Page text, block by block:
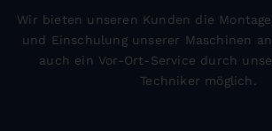
Wir bieten unseren Kunden die
und Einschulung unserer Maschinen
auch ein Vor-Ort-Service durch
Techniker möglich.